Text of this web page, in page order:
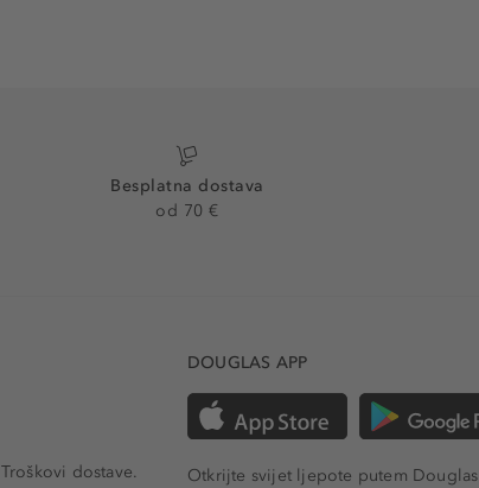
Besplatna dostava
od 70 €
Troškovi dostave.
DOUGLAS APP
Otkrijte svijet ljepote putem Douglas